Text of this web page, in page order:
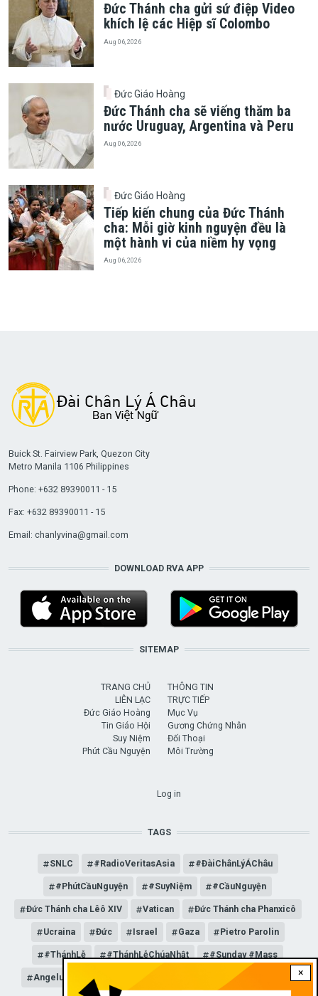
Đức Thánh cha gửi sứ điệp Video
khích lệ các Hiệp sĩ Colombo
Aug 06, 2026
Đức Giáo Hoàng
Đức Thánh cha sẽ viếng thăm ba
nước Uruguay, Argentina và Peru
Aug 06, 2026
Đức Giáo Hoàng
Tiếp kiến chung của Đức Thánh
cha: Mỗi giờ kinh nguyện đều là
một hành vi của niềm hy vọng
Aug 06, 2026
×
Buick St. Fairview Park, Quezon City
Metro Manila 1106 Philippines
Phone: +632 89390011 - 15
Fax: +632 89390011 - 15
Email: chanlyvina@gmail.com
DOWNLOAD RVA APP
SITEMAP
TRANG CHỦ
LIÊN LẠC
Đức Giáo Hoàng
Tin Giáo Hội
Suy Niệm
Phút Cầu Nguyện
THÔNG TIN
TRỰC TIẾP
Mục Vụ
Gương Chứng Nhân
Đối Thoại
Môi Trường
Log in
TAGS
SNLC #RadioVeritasAsia #ĐàiChânLýÁChâu
#PhútCầuNguyện #SuyNiệm #CầuNguyện
Đức Thánh cha Lêô XIV Vatican Đức Thánh cha Phanxicô
Ucraina Đức Israel Gaza Pietro Parolin
#ThánhLễ #ThánhLễChúaNhật #Sunday #Mass
Angelus Đức Giáo hoàng Lêô XIV General Audience